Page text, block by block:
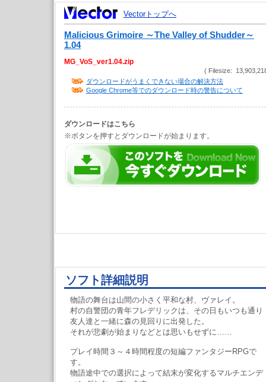
Vectorトップへ
Malicious Grimoire ～The Valley of Shudder～
1.04
MG_VoS_ver1.04.zip
( Filesize:
ダウンロードがうまくできない場合の解決方法
Google Chrome等でのダウンロード時の警告について
ダウンロードはこちら
※ボタンを押すとダウンロードが始まります。
ソフト詳細説明
物語の舞台は山間の小さく平和な村、ヴァレイ。
村の自警団の青年フレデリックは、その日もいつも通り
友人達と一緒に森の見回りに出発した。
それが悲劇が始まりなどとは思いもせずに……
プレイ時間３～４時間程度の短編ファンタジーRPGで
す。
物語途中での選択によって結末が変化するマルチエンデ